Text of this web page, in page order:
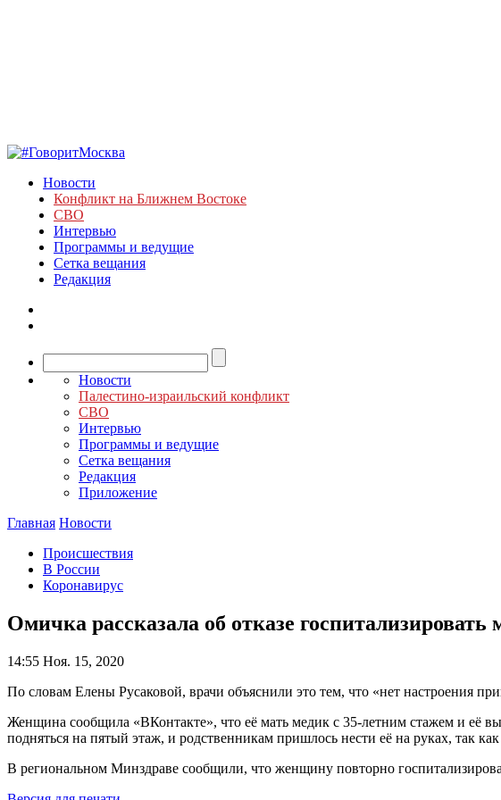
Новости
Конфликт на Ближнем Востоке
СВО
Интервью
Программы и ведущие
Сетка вещания
Редакция
Новости
Палестино-израильский конфликт
СВО
Интервью
Программы и ведущие
Сетка вещания
Редакция
Приложение
Главная Новости
Происшествия
В России
Коронавирус
Омичка рассказала об отказе
14:55 Ноя. 15, 2020
По словам Елены Русаковой, врачи объяснили это тем, что «нет настроения
Женщина сообщила «ВКонтакте», что её мать медик с 35-летним стажем и её
подняться на пятый этаж, и родственникам пришлось нести её на руках, так
В региональном Минздраве сообщили, что женщину повторно